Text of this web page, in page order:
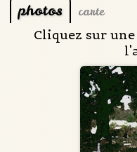
photos carte
Cliquez sur